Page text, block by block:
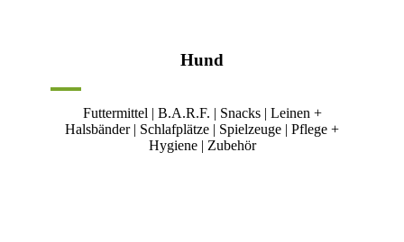
Hund
Futtermittel | B.A.R.F. | Snacks | Leinen +
Halsbänder | Schlafplätze | Spielzeuge | Pflege +
Hygiene | Zubehör